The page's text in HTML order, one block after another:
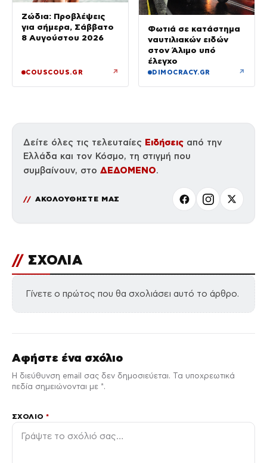
Ζώδια: Προβλέψεις
για σήμερα, Σάββατο
8 Αυγούστου 2026
COUSCOUS.GR ↗
Φωτιά σε κατάστημα
ναυτιλιακών ειδών
στον Άλιμο υπό
έλεγχο
DIMOCRACY.GR ↗
Δείτε όλες τις τελευταίες Ειδήσεις από την
Ελλάδα και τον Κόσμο, τη στιγμή που
συμβαίνουν, στο ΔΕΔΟΜΕΝΟ.
ΑΚΟΛΟΥΘΗΣΤΕ ΜΑΣ
// ΣΧΟΛΙΑ
Γίνετε ο πρώτος που θα σχολιάσει αυτό το άρθρο.
Αφήστε ένα σχόλιο
Η διεύθυνση email σας δεν δημοσιεύεται. Τα υποχρεωτικά
πεδία σημειώνονται με *.
ΣΧΌΛΙΟ*